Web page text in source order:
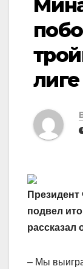
подвел
рассказал
– Мы